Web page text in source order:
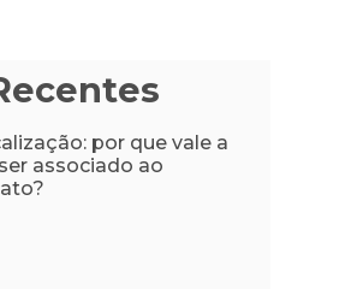
por que vale a
associado ao